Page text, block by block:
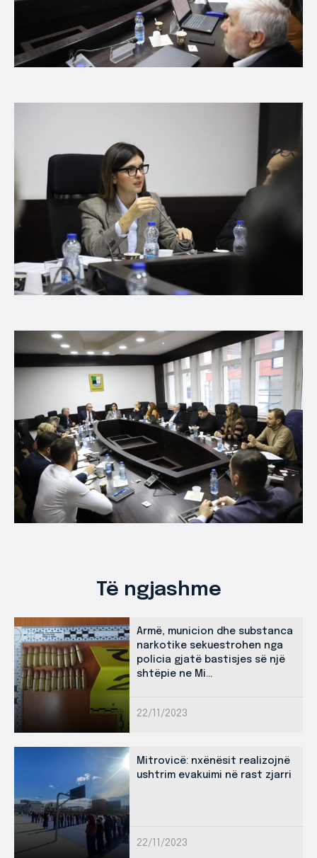
Të ngjashme
Armë, municion dhe substanca
narkotike sekuestrohen nga
policia gjatë bastisjes së një
shtëpie ne Mi...
22/11/2023
Mitrovicë: nxënësit realizojnë
ushtrim evakuimi në rast zjarri
22/11/2023